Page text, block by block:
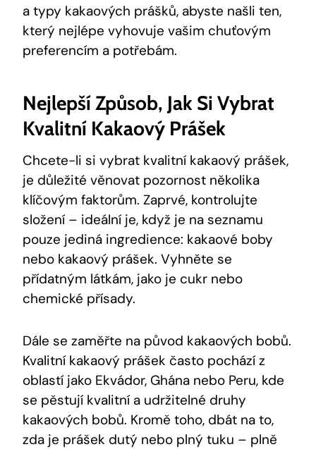
a typy kakaových prášků, abyste našli ten,
který nejlépe vyhovuje vašim chuťovým
preferencím a potřebám.
Nejlepší Způsob, Jak Si Vybrat
Kvalitní Kakaový Prášek
Chcete-li si vybrat kvalitní kakaový prášek,
je důležité věnovat pozornost několika
klíčovým faktorům. Zaprvé, kontrolujte
složení – ideální je, když je na seznamu
pouze jediná ingredience: kakaové boby
nebo kakaový prášek. Vyhněte se
přídatným látkám, jako je cukr nebo
chemické přísady.
Dále se zaměřte na původ kakaových bobů.
Kvalitní kakaový prášek často pochází z
oblastí jako Ekvádor, Ghána nebo Peru, kde
se pěstují kvalitní a udržitelné druhy
kakaových bobů. Kromě toho, dbát na to,
zda je prášek dutý nebo plný tuku – plně